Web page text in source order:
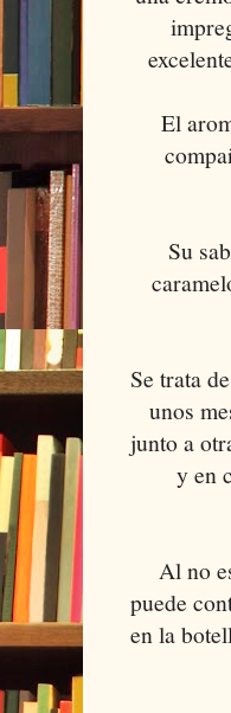
El
Su
Se trata
unos
junto a
y en
Al no
puede
en la